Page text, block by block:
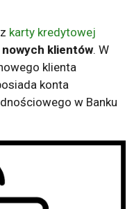
karty kredytowej
nowych klientów. W
klienta
konta
w Banku